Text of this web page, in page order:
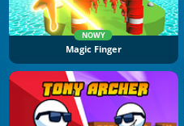
NOWY
Magic Finger